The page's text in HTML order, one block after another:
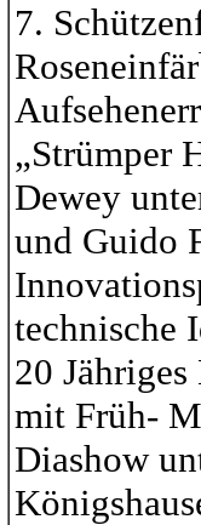
7.
„Strümper
Dewey
und Guido
technische
20
mit Früh-
Diashow